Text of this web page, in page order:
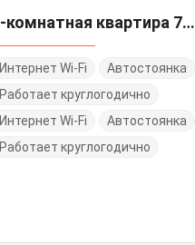
1-комнатная квартира 75/4 кв 72
Интернет Wi-Fi
Автостоянка
Работает круглогодично
Интернет Wi-Fi
Автостоянка
Работает круглогодично